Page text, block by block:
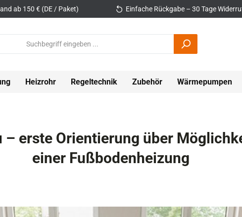
ab 150 € (DE / Paket) Einfache Rückgabe – 30 Tage
Heizrohr Regeltechnik Zubehör Wärmepumpen
erste Orientierung über
einer Fußbodenheizung